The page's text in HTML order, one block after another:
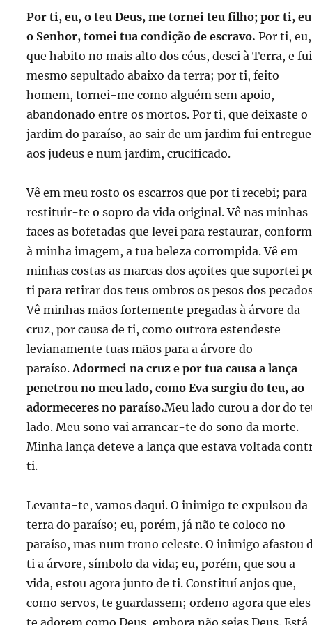
Por ti, eu, o teu Deus, me tornei teu filho; por ti,
o Senhor, tomei tua condição de escravo. Por ti, eu,
que habito no mais alto dos céus, desci à Terra, e fui
mesmo sepultado abaixo da terra; por ti, feito
homem, tornei-me como alguém sem apoio,
abandonado entre os mortos. Por ti, que deixaste o
jardim do paraíso, ao sair de um jardim fui entregue
aos judeus e num jardim, crucificado.
Vê em meu rosto os escarros que por ti recebi; para
restituir-te o sopro da vida original. Vê nas minhas
faces as bofetadas que levei para restaurar,
à minha imagem, a tua beleza corrompida. Vê em
minhas costas as marcas dos açoites que suportei
ti para retirar dos teus ombros os pesos dos
Vê minhas mãos fortemente pregadas à árvore da
cruz, por causa de ti, como outrora estendeste
levianamente tuas mãos para a árvore do
paraíso. Adormeci na cruz e por tua causa a lança
penetrou no meu lado, como Eva surgiu do teu, ao
adormeceres no paraíso.Meu lado curou a dor do
lado. Meu sono vai arrancar-te do sono da morte.
Minha lança deteve a lança que estava voltada
ti.
Levanta-te, vamos daqui. O inimigo te expulsou da
terra do paraíso; eu, porém, já não te coloco no
paraíso, mas num trono celeste. O inimigo afastou
ti a árvore, símbolo da vida; eu, porém, que sou a
vida, estou agora junto de ti. Constituí anjos que,
como servos, te guardassem; ordeno agora que eles
te adorem como Deus, embora não sejas Deus. Está